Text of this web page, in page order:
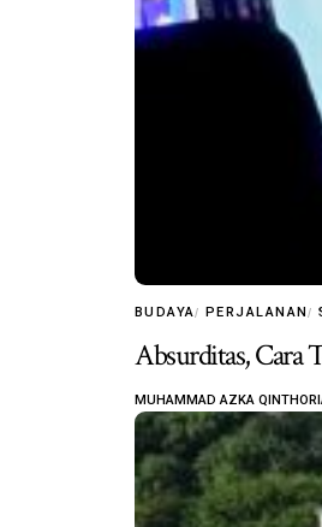
BUDAYA PERJALANAN
Absurditas, Cara
MUHAMMAD AZKA QINTHORI